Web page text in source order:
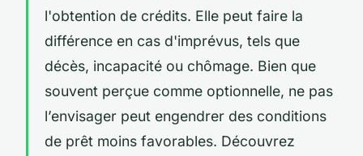
l'obtention de crédits. Elle peut faire la
différence en cas d'imprévus, tels que
décès, incapacité ou chômage. Bien que
souvent perçue comme optionnelle, ne pas
l’envisager peut engendrer des conditions
de prêt moins favorables. Découvrez